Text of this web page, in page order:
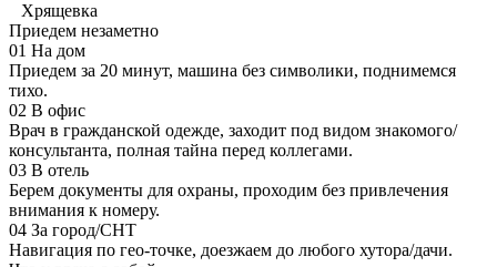
Хрящевка
Приедем незаметно
01 На дом
Приедем за 20 минут, машина без символики, поднимемся
тихо.
02 В офис
Врач в гражданской одежде, заходит под видом знакомого/
консультанта, полная тайна перед коллегами.
03 В отель
Берем документы для охраны, проходим без привлечения
внимания к номеру.
04 За город/СНТ
Навигация по гео-точке, доезжаем до любого хутора/дачи.